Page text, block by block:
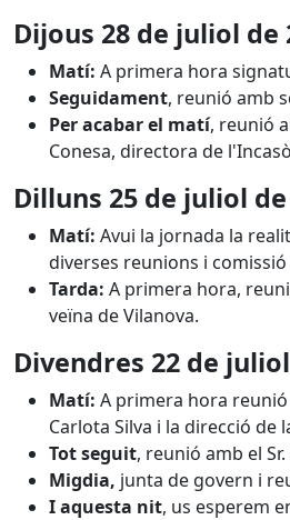
Dijous 28 de juliol de
Matí: A primera hora
Seguidament, reunió amb
Per acabar el matí, reunió
Conesa, directora de
Dilluns 25 de juliol
Matí: Avui la jornada la
diverses reunions i comissió
Tarda: A primera hora,
veïna de Vilanova.
Divendres 22 de juliol
Matí: A primera hora
Carlota Silva i la direcció de
Tot seguit, reunió amb el Sr.
Migdia, junta de govern i
I aquesta nit, us esperem